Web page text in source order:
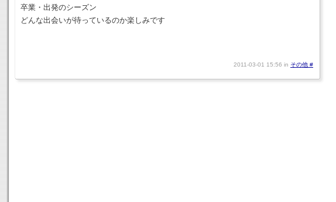
卒業・出発のシーズン
どんな出会いが待っているのか楽しみです
2011-03-01 15:56 in その他 #